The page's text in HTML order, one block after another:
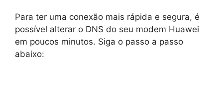
Para ter uma conexão mais rápida e segura, é
possível alterar o DNS do seu modem Huawei
em poucos minutos. Siga o passo a passo
abaixo: